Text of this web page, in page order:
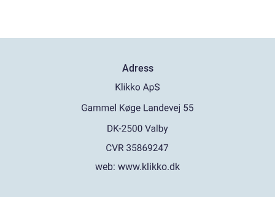
Adress
web: www.klikko.dk